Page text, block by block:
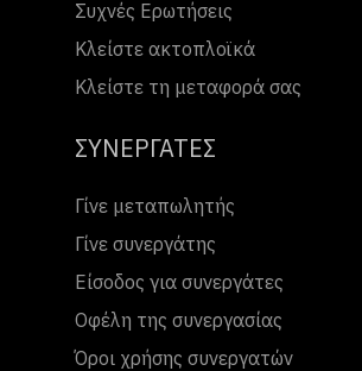
Συχνές Ερωτήσεις
Κλείστε ακτοπλοϊκά
Κλείστε τη μεταφορά σας
ΣΥΝΕΡΓΑΤΕΣ
Γίνε μεταπωλητής
Γίνε συνεργάτης
Είσοδος για συνεργάτες
Οφέλη της συνεργασίας
Όροι χρήσης συνεργατών